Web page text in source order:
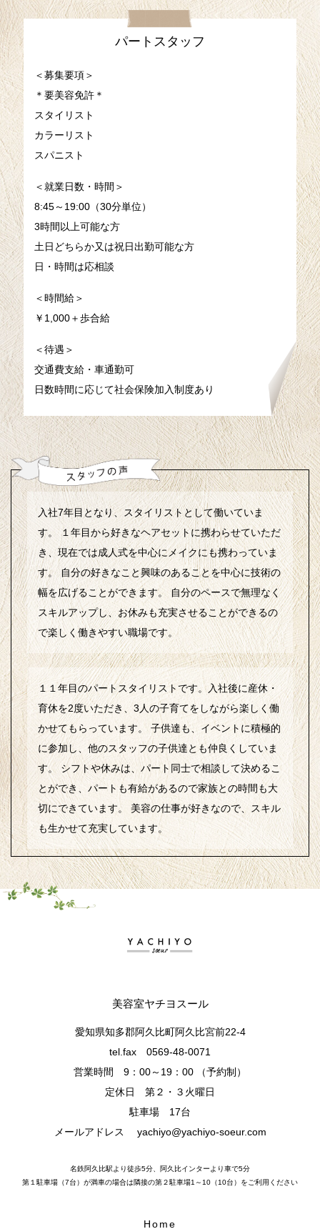
パートスタッフ
＜募集要項＞
＊要美容免許＊
スタイリスト
カラーリスト
スパニスト
＜就業日数・時間＞
8:45～19:00（30分単位）
3時間以上可能な方
土日どちらか又は祝日出勤可能な方
日・時間は応相談
＜時間給＞
￥1,000＋歩合給
＜待遇＞
交通費支給・車通勤可
日数時間に応じて社会保険加入制度あり
入社7年目となり、スタイリストとして働いていま
す。 １年目から好きなヘアセットに携わらせていただ
き、現在では成人式を中心にメイクにも携わっていま
す。 自分の好きなこと興味のあることを中心に技術の
幅を広げることができます。 自分のペースで無理なく
スキルアップし、お休みも充実させることができるの
で楽しく働きやすい職場です。
１１年目のパートスタイリストです。入社後に産休・
育休を2度いただき、3人の子育てをしながら楽しく働
かせてもらっています。 子供達も、イベントに積極的
に参加し、他のスタッフの子供達とも仲良くしていま
す。 シフトや休みは、パート同士で相談して決めるこ
とができ、パートも有給があるので家族との時間も大
切にできています。 美容の仕事が好きなので、スキル
も生かせて充実しています。
美容室ヤチヨスール
愛知県知多郡阿久比町阿久比宮前22-4
tel.fax 0569-48-0071
営業時間 9：00～19：00 （予約制）
定休日 第２・３火曜日
駐車場 17台
メールアドレス yachiyo@yachiyo-soeur.com
名鉄阿久比駅より徒歩5分、阿久比インターより車で5分
第１駐車場（7台）が満車の場合は隣接の第２駐車場1～10（10台）をご利用ください
Home